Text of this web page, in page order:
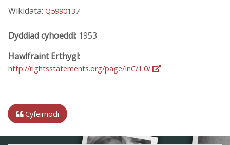
Wikidata: Q5990137
Dyddiad cyhoeddi: 1953
Hawlfraint Erthygl:
http://rightsstatements.org/page/InC/1.0/
Cyfeirnodi